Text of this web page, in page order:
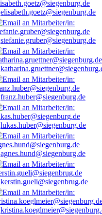
elisabeth.goetz@siegenburg.de
stefanie.gruber@siegenburg.de
franz.huber@siegenburg.de
lukas.huber@siegenburg.de
agnes.hund@siegenburg.de
kerstin.gueli@siegenbrug.de